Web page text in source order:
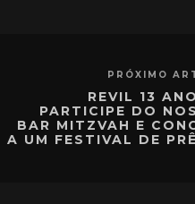
PRÓXIMO
REVIL 13
PARTICIPE DO
BAR MITZVAH E
A UM FESTIVAL DE